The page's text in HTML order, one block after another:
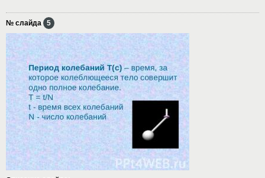
№ слайда 5